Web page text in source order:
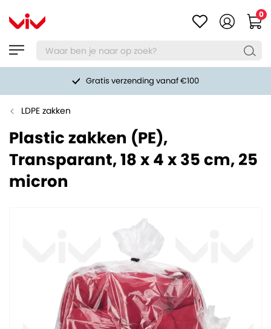
0
Gratis verzending vanaf €100
LDPE zakken
Plastic zakken (PE),
Transparant, 18 x 4 x 35 cm, 25
micron